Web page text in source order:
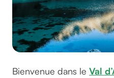
Bienvenue dans le Val